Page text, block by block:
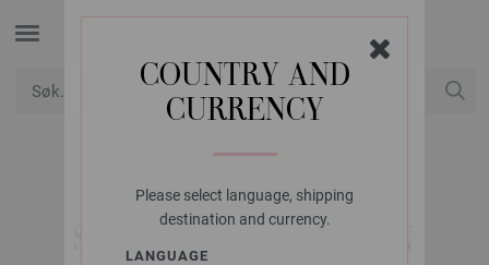
COUNTRY AND
CURRENCY
Please select language, shipping
destination and currency.
LANGUAGE
LANA GROSSA
SHIRT SOFT COTTON